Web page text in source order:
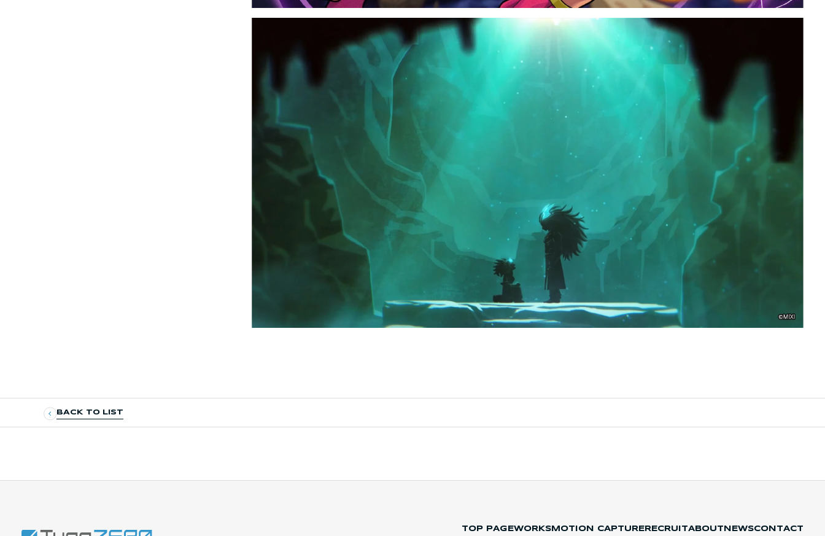
BACK TO LIST
TOP PAGEWORKSMOTION CAPTURERECRUIT ABOUT NEWSCONTACT